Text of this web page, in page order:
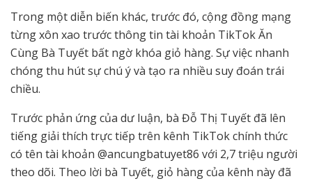
Trong một diễn biến khác, trước đó, cộng đồng mạng
từng xôn xao trước thông tin tài khoản TikTok Ăn
Cùng Bà Tuyết bất ngờ khóa giỏ hàng. Sự việc nhanh
chóng thu hút sự chú ý và tạo ra nhiều suy đoán trái
chiều.
Trước phản ứng của dư luận, bà Đỗ Thị Tuyết đã lên
tiếng giải thích trực tiếp trên kênh TikTok chính thức
có tên tài khoản @ancungbatuyet86 với 2,7 triệu người
theo dõi. Theo lời bà Tuyết, giỏ hàng của kênh này đã